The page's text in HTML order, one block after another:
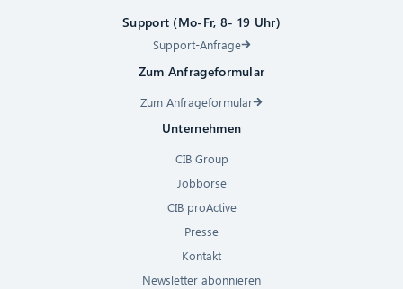
Support (Mo-Fr, 8- 19 Uhr)
Support-Anfrage
Zum Anfrageformular
Zum Anfrageformular
Unternehmen
CIB Group
Jobbörse
CIB proActive
Presse
Kontakt
Newsletter abonnieren